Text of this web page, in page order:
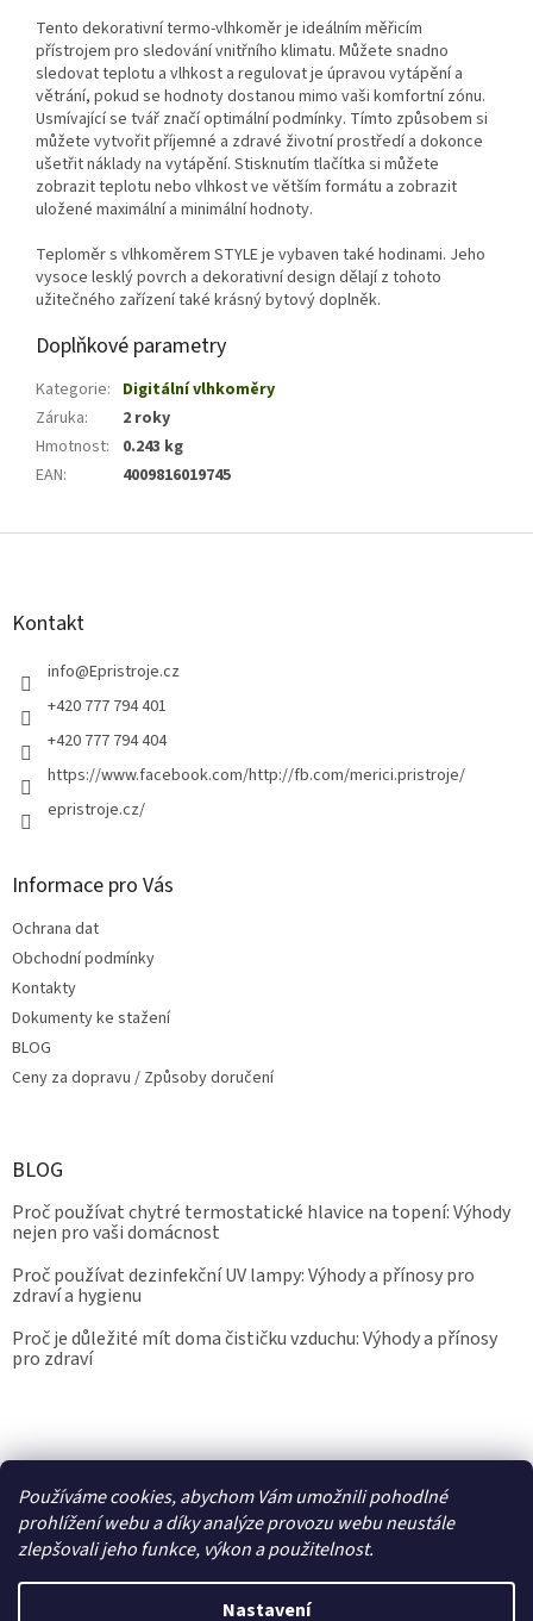
Používáme cookies, abychom Vám umožnili pohodlné
prohlížení webu a díky analýze provozu webu neustále
zlepšovali jeho funkce, výkon a použitelnost.
Nastavení
Tento dekorativní termo-vlhkoměr je ideálním měřicím
přístrojem pro sledování vnitřního klimatu. Můžete snadno
sledovat teplotu a vlhkost a regulovat je úpravou vytápění a
větrání, pokud se hodnoty dostanou mimo vaši komfortní zónu.
Usmívající se tvář značí optimální podmínky. Tímto způsobem si
můžete vytvořit příjemné a zdravé životní prostředí a dokonce
ušetřit náklady na vytápění. Stisknutím tlačítka si můžete
zobrazit teplotu nebo vlhkost ve větším formátu a zobrazit
uložené maximální a minimální hodnoty.
Teploměr s vlhkoměrem STYLE je vybaven také hodinami. Jeho
vysoce lesklý povrch a dekorativní design dělají z tohoto
užitečného zařízení také krásný bytový doplněk.
Doplňkové parametry
Kategorie: Digitální vlhkoměry
Záruka:
2 roky
Hmotnost:
0.243 kg
EAN: 4009816019745
Z
Kontakt
info@Epristroje.cz
+420 777 794 401
+420 777 794 404
https://www.facebook.com/http://fb.com/merici.pristroje/
epristroje.cz/
Informace pro Vás
Ochrana dat
Obchodní podmínky
Kontakty
Dokumenty ke stažení
BLOG
Ceny za dopravu / Způsoby doručení
BLOG
Proč používat chytré termostatické hlavice na topení: Výhody
nejen pro vaši domácnost
Proč používat dezinfekční UV lampy: Výhody a přínosy pro
zdraví a hygienu
Proč je důležité mít doma čističku vzduchu: Výhody a přínosy
pro zdraví
Vytvořil Shoptet